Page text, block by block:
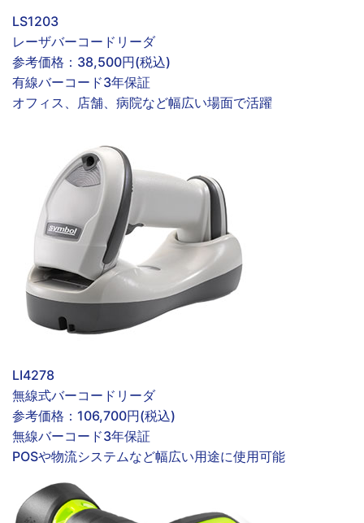
LS1203
レーザバーコードリーダ
参考価格： 38,500円(税込)
有線バーコード3年保証
オフィス、店舗、病院など幅広い場面で活躍
LI4278
無線式バーコードリーダ
参考価格： 106,700円(税込)
無線バーコード3年保証
POSや物流システムなど幅広い用途に使用可能